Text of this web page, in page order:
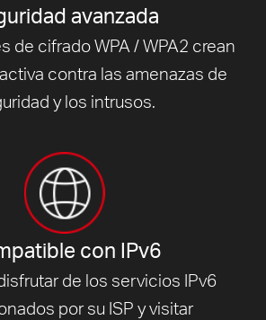
avanzada
de cifrado WPA / WPA2 crean
contra las amenazas de
y los intrusos.
con IPv6
de los servicios IPv6
por su ISP y visitar